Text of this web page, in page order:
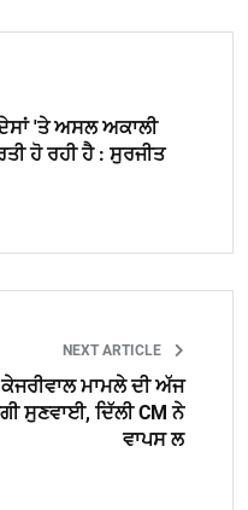
'ਤੇ ਅਸਲ ਅਕਾਲੀ
ਹੋ ਰਹੀ ਹੈ : ਸੁਰਜੀਤ
NEXT ARTICLE
ਮਾਮਲੇ ਦੀ ਅੱਜ
ਸੁਣਵਾਈ, ਦਿੱਲੀ CM ਨੇ
ਵਾਪਸ ਲ